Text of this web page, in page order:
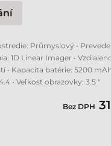
Průmyslový •
1D Linear Imager •
• Kapacita batérie: 5200
• Veľkosť obrazovky: 3.5 "
Bez DPH